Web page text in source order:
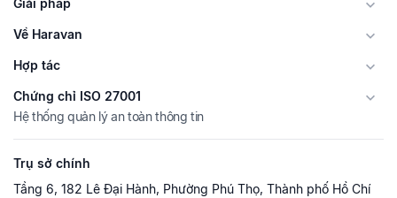
Giải pháp
Về Haravan
Hợp tác
Chứng chỉ ISO 27001
Hệ thống quản lý an toàn thông tin
Trụ sở chính
Tầng 6, 182 Lê Đại Hành, Phường Phú Thọ, Thành phố Hồ Chí